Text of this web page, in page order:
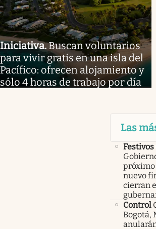
Iniciativa.Buscan voluntarios
para vivir gratis en una isla del
Pacífico: ofrecen alojamiento y
sólo 4 horas de trabajo por día
Las
Festivos
próximo
nuevo
cierran
Control
Bogotá,